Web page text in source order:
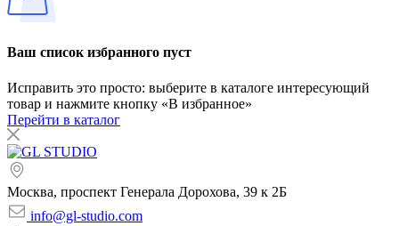
Ваш список избранного пуст
Исправить это просто: выберите в каталоге интересующий
товар и нажмите кнопку «В избранное»
Перейти в каталог
Москва, проспект Генерала Дорохова, 39 к 2Б
info@gl-studio.com